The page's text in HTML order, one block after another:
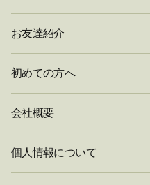
お友達紹介
初めての方へ
会社概要
個人情報について